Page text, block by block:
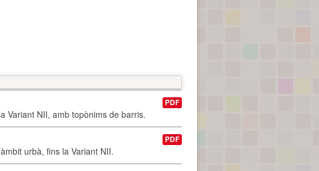
Variant NII, amb topònims de barris.
PDF
urbà, fins la Variant NII.
PDF